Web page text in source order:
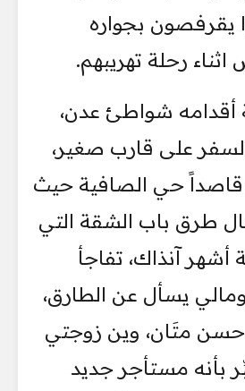
يقرفصون بجواره
رحلة تهريبهم.
شواطئ عدن،
من السفر على قارب صغير،
حي الصافية حيث
طرق باب الشقة التي
أشهر آنذاك، تفاجأ
يسأل عن الطارق،
حسن متَان، وين زوجتي
بأنه مستأجر جديد